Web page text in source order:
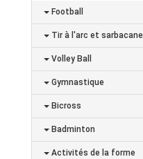
Football
Tir à l'arc et sarbacane
Volley Ball
Gymnastique
Bicross
Badminton
Activités de la forme